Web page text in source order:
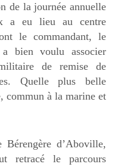
de la journée annuelle
a eu lieu au centre
le commandant, le
bien voulu associer
de remise de
Quelle plus belle
commun à la marine et
Bérengère d’Aboville,
retracé le parcours